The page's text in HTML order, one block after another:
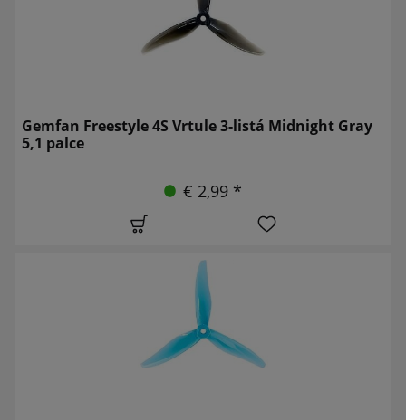
Gemfan Freestyle 4S Vrtule 3-listá Midnight Gray
5,1 palce
€ 2,99 *